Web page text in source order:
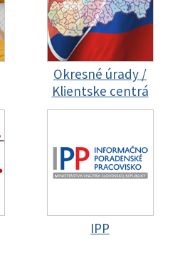
Okresné úrady /
Klientske centrá
IPP